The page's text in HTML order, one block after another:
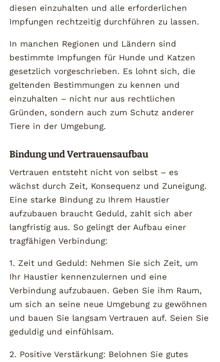
diesen einzuhalten und alle erforderlichen
Impfungen rechtzeitig durchführen zu lassen.
In manchen Regionen und Ländern sind
bestimmte Impfungen für Hunde und Katzen
gesetzlich vorgeschrieben. Es lohnt sich, die
geltenden Bestimmungen zu kennen und
einzuhalten – nicht nur aus rechtlichen
Gründen, sondern auch zum Schutz anderer
Tiere in der Umgebung.
Bindung und Vertrauensaufbau
Vertrauen entsteht nicht von selbst – es
wächst durch Zeit, Konsequenz und Zuneigung.
Eine starke Bindung zu Ihrem Haustier
aufzubauen braucht Geduld, zahlt sich aber
langfristig aus. So gelingt der Aufbau einer
tragfähigen Verbindung:
1. Zeit und Geduld: Nehmen Sie sich Zeit, um
Ihr Haustier kennenzulernen und eine
Verbindung aufzubauen. Geben Sie ihm Raum,
um sich an seine neue Umgebung zu gewöhnen
und bauen Sie langsam Vertrauen auf. Seien Sie
geduldig und einfühlsam.
2. Positive Verstärkung: Belohnen Sie gutes